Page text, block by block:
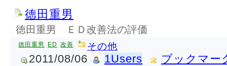
徳田重男
徳田重男 ＥＤ改善法の評価
徳田重男 ED 改善 その他
2011/08/06 1Users ブックマー